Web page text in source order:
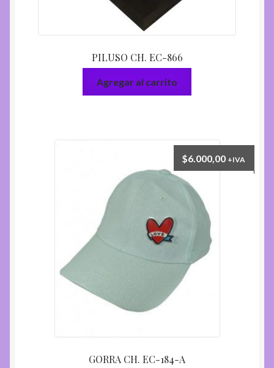
PILUSO CH. EC-866
Agregar al carrito
GORRA CH. EC-184-A
$6.000,00 +IVA